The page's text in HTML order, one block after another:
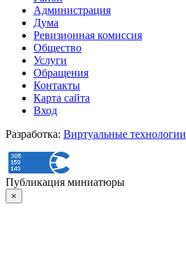
Администрация
Дума
Ревизионная комиссия
Общество
Услуги
Обращения
Контакты
Карта сайта
Вход
Разработка: Виртуальные технологии
Публикация миниатюры
×